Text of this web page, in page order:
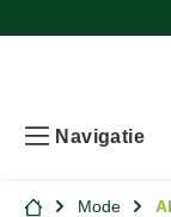
Navigatie
Mode